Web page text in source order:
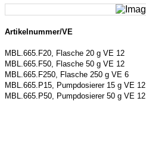
Artikelnummer/VE
MBL.665.F20, Flasche 20 g VE 12
MBL.665.F50, Flasche 50 g VE 12
MBL.665.F250, Flasche 250 g VE 6
MBL.665.P15, Pumpdosierer 15 g VE 12
MBL.665.P50, Pumpdosierer 50 g VE 12